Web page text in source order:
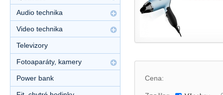
Cena:
Audio technika
Video technika
Televizory
Fotoaparáty, kamery
Power bank